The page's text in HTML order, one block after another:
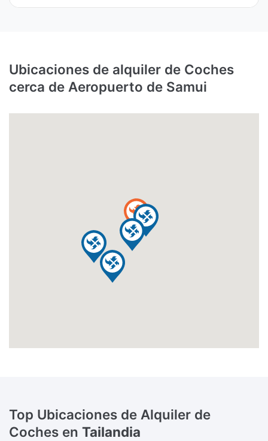
Ubicaciones de alquiler de Coches
cerca de Aeropuerto de Samui
Top Ubicaciones de Alquiler de
Coches en Tailandia